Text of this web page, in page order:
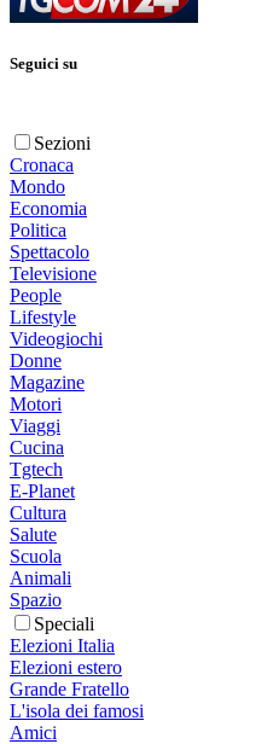
Seguici su
Sezioni
Cronaca
Mondo
Economia
Politica
Spettacolo
Televisione
People
Lifestyle
Videogiochi
Donne
Magazine
Motori
Viaggi
Cucina
Tgtech
E-Planet
Cultura
Salute
Scuola
Animali
Spazio
Speciali
Elezioni Italia
Elezioni estero
Grande Fratello
L'isola dei famosi
Amici